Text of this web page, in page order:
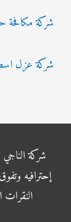
شركة
شركة عزل
إحترافيه
النقرات